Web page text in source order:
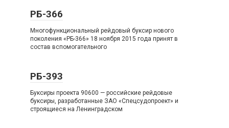
РБ-366
Многофункциональный рейдовый буксир нового
поколения «РБ-366» 18 ноября 2015 года принят в
состав вспомогательного
РБ-393
Буксиры проекта 90600 — российские рейдовые
буксиры, разработанные ЗАО «Спецсудопроект» и
строящиеся на Ленинградском